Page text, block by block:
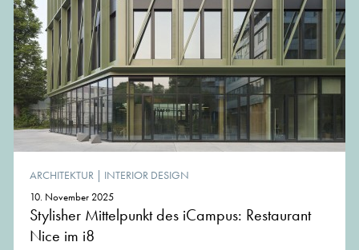
ARCHITEKTUR | INTERIOR DESIGN
10. November 2025
Stylisher Mittelpunkt des iCampus: Restaurant
Nice im i8